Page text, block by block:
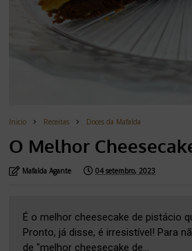
Inicio Receitas Doces da Mafalda
O Melhor
Mafalda Agante 04 setembro, 2023
É o melhor cheesecake de pistácio
Pronto, já disse, é irresistível! Para
de "melhor cheesecake de...